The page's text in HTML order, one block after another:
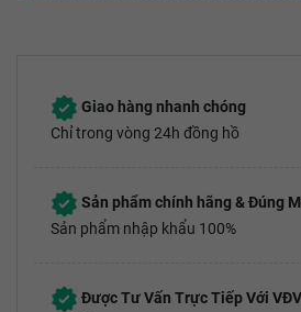
Giao hàng nhanh chóng
Chỉ trong vòng 24h đồng hồ
Sản phẩm chính hãng & Đúng
Sản phẩm nhập khẩu 100%
Được Tư Vấn Trực Tiếp Với